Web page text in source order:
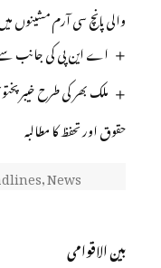
والی پانچ سی آرم
اے این پی کی جانب سے
ملک بھر کی طرح خیبر
حقوق اور تحفظ کا مطالبہ
بین الاقوامی